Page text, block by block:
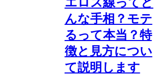
エロス線ってど
んな手相？モテ
るって本当？特
徴と見方につい
て説明します